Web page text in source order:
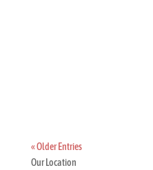
« Older Entries
Our Location